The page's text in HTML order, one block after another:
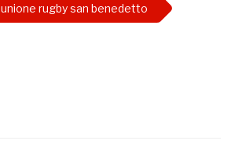
unione rugby san benedetto